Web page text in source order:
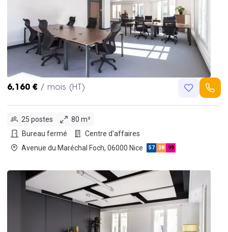
6,160 € / mois (HT)
25 postes
80 m²
Bureau fermé
Centre d'affaires
Avenue du Maréchal Foch, 06000 Nice
57 38 99